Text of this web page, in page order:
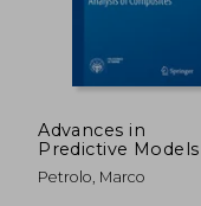
Advances in
Predictive
Methodologies for
Numerically
Petrolo, Marco